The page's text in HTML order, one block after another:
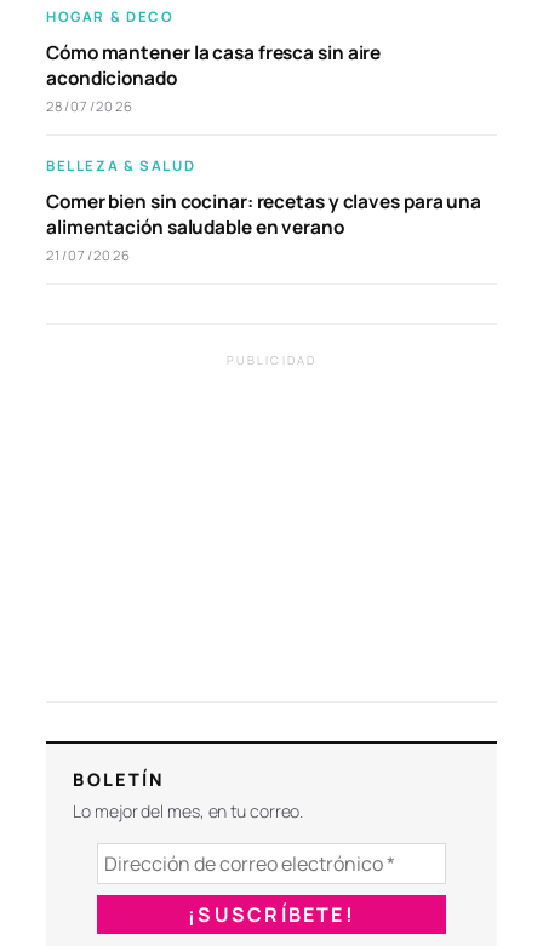
HOGAR & DECO
Cómo mantener la casa fresca sin aire
acondicionado
28/07/2026
BELLEZA & SALUD
Comer bien sin cocinar: recetas y claves para una
alimentación saludable en verano
21/07/2026
PUBLICIDAD
BOLETÍN
Lo mejor del mes, en tu correo.